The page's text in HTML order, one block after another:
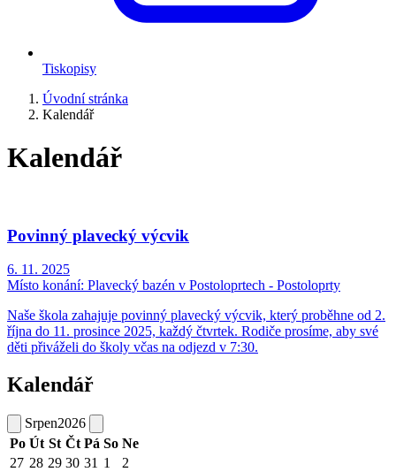
Tiskopisy
Úvodní stránka
Kalendář
Kalendář
Povinný plavecký výcvik
6. 11. 2025
Místo konání: Plavecký bazén v Postoloprtech - Postoloprty
Naše škola zahajuje povinný plavecký výcvik, který proběhne od 2.
října do 11. prosince 2025, každý čtvrtek. Rodiče prosíme, aby své
děti přiváželi do školy včas na odjezd v 7:30.
Kalendář
Srpen2026
Po Út St Čt Pá So Ne
27 28 29 30 31 1
2